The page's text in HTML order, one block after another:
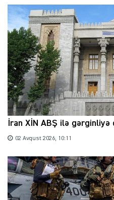
İran XİN ABŞ ilə gərginliyə
02 Avqust 2026, 10:11